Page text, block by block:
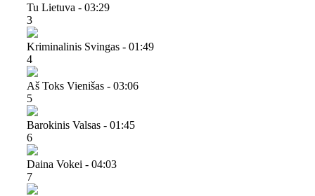
Tu Lietuva - 03:29
3
Kriminalinis Svingas - 01:49
4
Aš Toks Vienišas - 03:06
5
Barokinis Valsas - 01:45
6
Daina Vokei - 04:03
7